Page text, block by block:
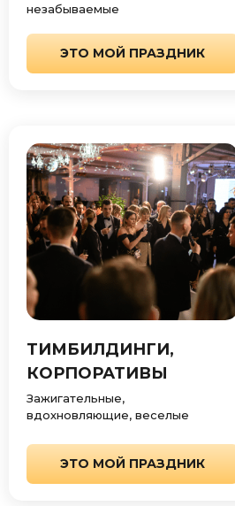
незабываемые
ЭТО МОЙ ПРАЗДНИК
ТИМБИЛДИНГИ,
КОРПОРАТИВЫ
Зажигательные,
вдохновляющие, веселые
ЭТО МОЙ ПРАЗДНИК